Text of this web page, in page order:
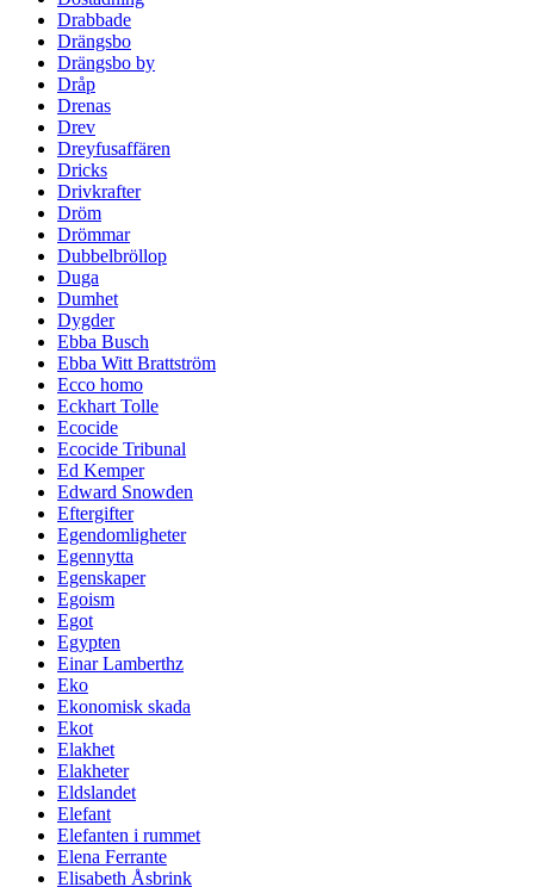
Drabbade
Drängsbo
Drängsbo by
Dråp
Drenas
Drev
Dreyfusaffären
Dricks
Drivkrafter
Dröm
Drömmar
Dubbelbröllop
Duga
Dumhet
Dygder
Ebba Busch
Ebba Witt Brattström
Ecco homo
Eckhart Tolle
Ecocide
Ecocide Tribunal
Ed Kemper
Edward Snowden
Eftergifter
Egendomligheter
Egennytta
Egenskaper
Egoism
Egot
Egypten
Einar Lamberthz
Eko
Ekonomisk skada
Ekot
Elakhet
Elakheter
Eldslandet
Elefant
Elefanten i rummet
Elena Ferrante
Elisabeth Åsbrink